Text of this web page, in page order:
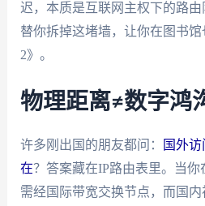
迟，本质是互联网主权下的路
替你拆掉这堵墙，让你在图书
2》。
物理距离≠数字鸿
许多刚出国的朋友都问：
国外
在？答案藏在IP路由表里。当
需经国际带宽交换节点，而国